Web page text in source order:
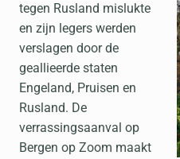
tegen Rusland mislukte
en zijn legers werden
verslagen door de
geallieerde staten
Engeland, Pruisen en
Rusland. De
verrassingsaanval op
Bergen op Zoom maakt